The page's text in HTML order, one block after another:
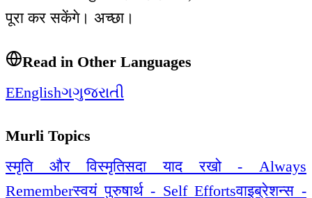
पूरा कर सकेंगे। अच्छा।
Read in Other Languages
EEnglishગગુજરાતી
Murli Topics
स्मृति और विस्मृतिसदा याद रखो - Always
Rememberस्वयं पुरुषार्थ - Self Effortsवाइब्रेशन्स -